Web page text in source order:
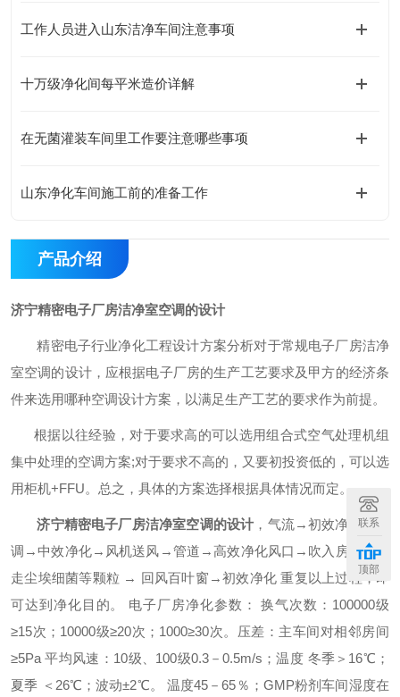
工作人员进入山东洁净车间注意事项
十万级净化间每平米造价详解
在无菌灌装车间里工作要注意哪些事项
山东净化车间施工前的准备工作
产品介绍
济宁精密电子厂房洁净室空调的设计
精密电子行业净化工程设计方案分析对于常规电子厂房洁净
室空调的设计，应根据电子厂房的生产工艺要求及甲方的经济条
件来选用哪种空调设计方案，以满足生产工艺的要求作为前提。
根据以往经验，对于要求高的可以选用组合式空气处理机组
集中处理的空调方案;对于要求不高的，又要初投资低的，可以选
用柜机+FFU。总之，具体的方案选择根据具体情况而定。
济宁精密电子厂房洁净室空调的设计 ，气流→初效净化→空
调→中效净化→风机送风→管道→高效净化风口→吹入房间→带
走尘埃细菌等颗粒 → 回风百叶窗→初效净化 重复以上过程，即
可达到净化目的。 电子厂房净化参数： 换气次数：100000级
≥15次；10000级≥20次；1000≥30次。压差：主车间对相邻房间
≥5Pa 平均风速：10级、100级0.3－0.5m/s；温度 冬季＞16℃；
夏季 ＜26℃；波动±2℃。 温度45－65％；GMP粉剂车间湿度在
联系
顶部